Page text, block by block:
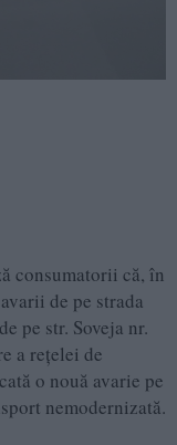
consumatorii că, în
de pe strada
pe str. Soveja nr.
a rețelei de
o nouă avarie pe
nemodernizată.